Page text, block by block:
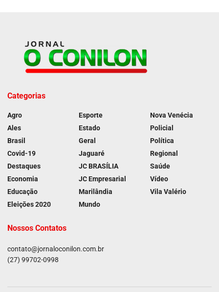
Categorias
Agro
Ales
Brasil
Covid-19
Destaques
Economia
Educação
Eleições 2020
Esporte
Estado
Geral
Jaguaré
JC BRASÍLIA
JC Empresarial
Marilândia
Mundo
Nova Venécia
Policial
Política
Regional
Saúde
Vídeo
Vila Valério
Nossos Contatos
contato@jornaloconilon.com.br
(27) 99702-0998